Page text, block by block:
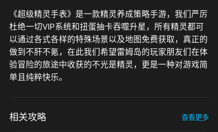
《超级精灵手表》是一款精灵养成策略手游，我们严厉
杜绝一切VIP系统和扭蛋抽卡吞噬升星，所有精灵都可
以通过各式各样的特殊场景以及地图免费获取，真正的
做到不肝不氪，在此我们希望雷姆岛的玩家朋友们在体
验冒险的旅途中收获的不光是精灵，更是一种对游戏简
单且纯粹快乐。
相关攻略 查看更多